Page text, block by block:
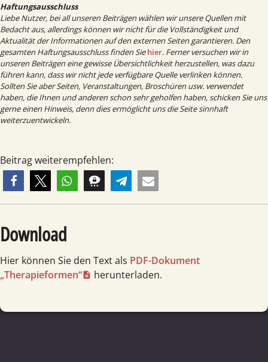
Haftungsausschluss
Liebe Nutzer, bei all unseren Beiträgen wählen wir unsere Quellen mit
Bedacht aus, allerdings können wir nicht für die Vollständigkeit und
Aktualität der Informationen auf den externen Seiten garantieren. Den
gesamten Haftungsausschluss finden Siehier. Ferner versuchen wir in
unseren Beiträgen eine gewisse Übersichtlichkeit herzustellen, was dazu
führen kann, dass wir nicht jede verfügbare Quelle verlinken können.
Sollten Sie aber Seiten, Veranstaltungen, Broschüren usw. verwendet
haben, die Ihnen und anderen schon sehr geholfen haben, schicken Sie uns
gerne einen Hinweis, denn dies ermöglicht uns die Seite sinnhaft
weiterzuentwickeln.
Beitrag weiterempfehlen:
Download
Hier können Sie den Text als PDF-Dokument
„Therapieformen“
herunterladen.